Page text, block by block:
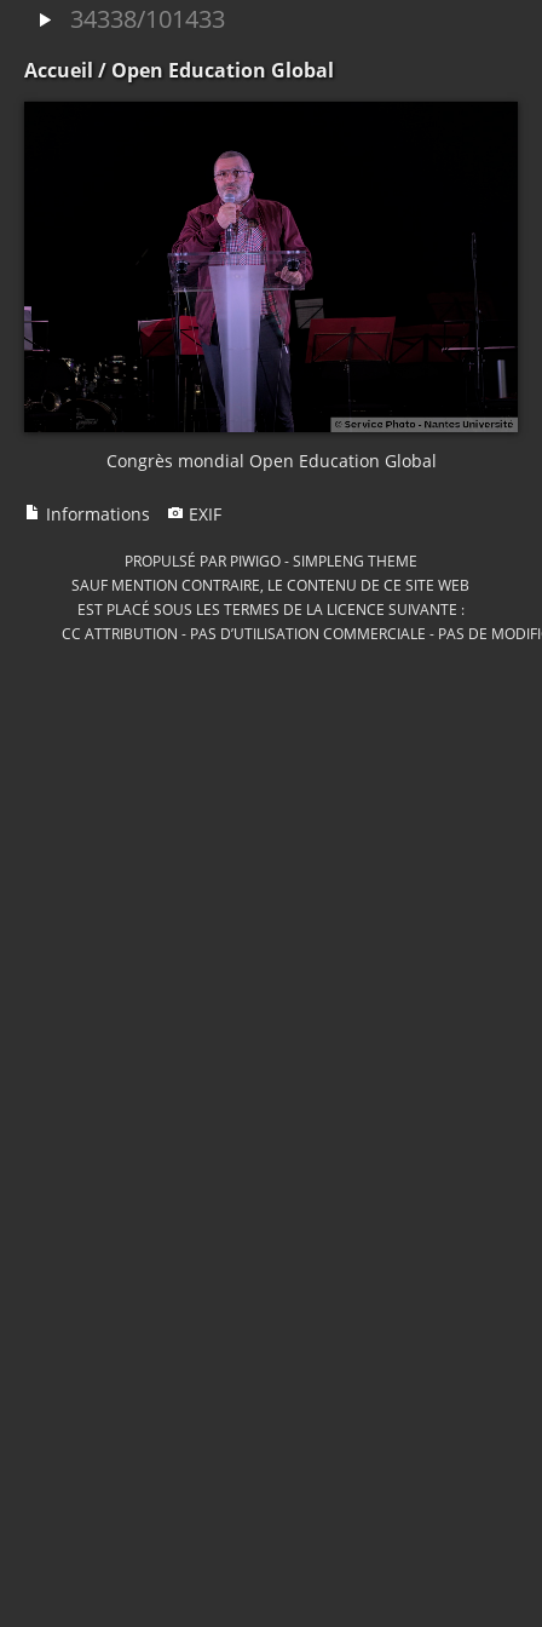
34338/101433
Accueil / Open Education Global
Congrès mondial Open Education Global
Informations EXIF
PROPULSÉ PAR PIWIGO-SIMPLENG THEME
SAUF MENTION CONTRAIRE, LE CONTENU DE CE SITE WEB
EST PLACÉ SOUS LES TERMES DE LA LICENCE SUIVANTE :
CC ATTRIBUTION - PAS D’UTILISATION COMMERCIALE - PAS DE